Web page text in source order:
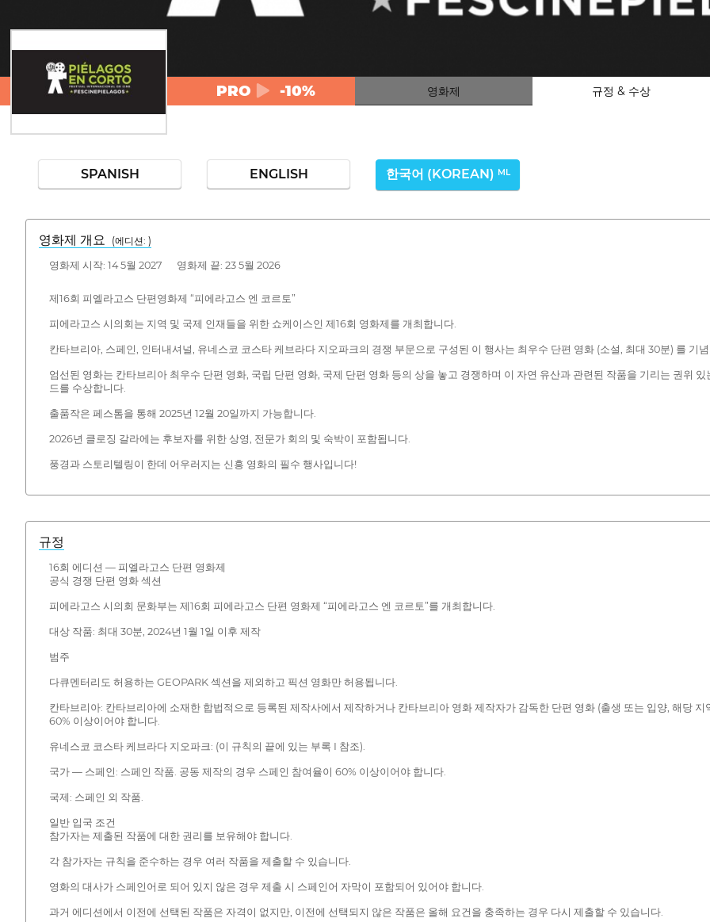
PRO -10% 영화제 규정 & 수상
SPANISH ENGLISH 한국어 (KOREAN) ML
영화제 개요 (에디션: )
영화제 시작: 14 5월 2027 영화제 끝: 23 5월 2026
제16회 피엘라고스 단편영화제 “피에라고스 엔 코르토”
피에라고스 시의회는 지역 및 국제 인재들을 위한 쇼케이스인 제16회 영화제를 개최합니다.
칸타브리아, 스페인, 인터내셔널, 유네스코 코스타 케브라다 지오파크의 경쟁 부문으로 구성된 이 행사는 최우수 단편 영화 (소설, 최대 30분) 를 기
엄선된 영화는 칸타브리아 최우수 단편 영화, 국립 단편 영화, 국제 단편 영화 등의 상을 놓고 경쟁하며 이 자연 유산과 관련된 작품을 기리는 권위
드를 수상합니다.
출품작은 페스톰을 통해 2025년 12월 20일까지 가능합니다.
2026년 클로징 갈라에는 후보자를 위한 상영, 전문가 회의 및 숙박이 포함됩니다.
풍경과 스토리텔링이 한데 어우러지는 신흥 영화의 필수 행사입니다!
규정
16회 에디션 — 피엘라고스 단편 영화제
공식 경쟁 단편 영화 섹션
피에라고스 시의회 문화부는 제16회 피에라고스 단편 영화제 “피에라고스 엔 코르토”를 개최합니다.
대상 작품: 최대 30분, 2024년 1월 1일 이후 제작
범주
다큐멘터리도 허용하는 GEOPARK 섹션을 제외하고 픽션 영화만 허용됩니다.
칸타브리아: 칸타브리아에 소재한 합법적으로 등록된 제작사에서 제작하거나 칸타브리아 영화 제작자가 감독한 단편 영화 (출생 또는 입양, 해당
60% 이상이어야 합니다.
유네스코 코스타 케브라다 지오파크: (이 규칙의 끝에 있는 부록 I 참조).
국가 — 스페인: 스페인 작품. 공동 제작의 경우 스페인 참여율이 60% 이상이어야 합니다.
국제: 스페인 외 작품.
일반 입국 조건
참가자는 제출된 작품에 대한 권리를 보유해야 합니다.
각 참가자는 규칙을 준수하는 경우 여러 작품을 제출할 수 있습니다.
영화의 대사가 스페인어로 되어 있지 않은 경우 제출 시 스페인어 자막이 포함되어 있어야 합니다.
과거 에디션에서 이전에 선택된 작품은 자격이 없지만, 이전에 선택되지 않은 작품은 올해 요건을 충족하는 경우 다시 제출할 수 있습니다.